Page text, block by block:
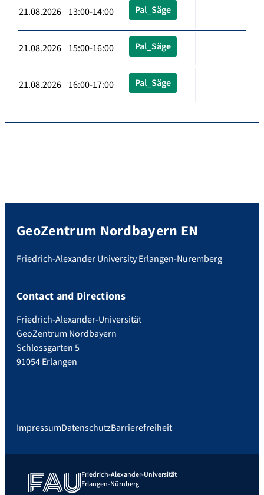
21.08.2026 13:00-14:00 Pal_Säge
21.08.2026 15:00-16:00 Pal_Säge
21.08.2026 16:00-17:00 Pal_Säge
GeoZentrum Nordbayern EN
Friedrich-Alexander University Erlangen-Nuremberg
Contact and Directions
Friedrich-Alexander-Universität
GeoZentrum Nordbayern
Schlossgarten 5
91054 Erlangen
ImpressumDatenschutzBarrierefreiheit
Friedrich-Alexander-Universität
Erlangen-Nürnberg